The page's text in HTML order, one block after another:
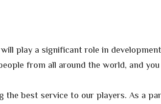
play a significant role in
from all around the world, and
the best service to our players. As a